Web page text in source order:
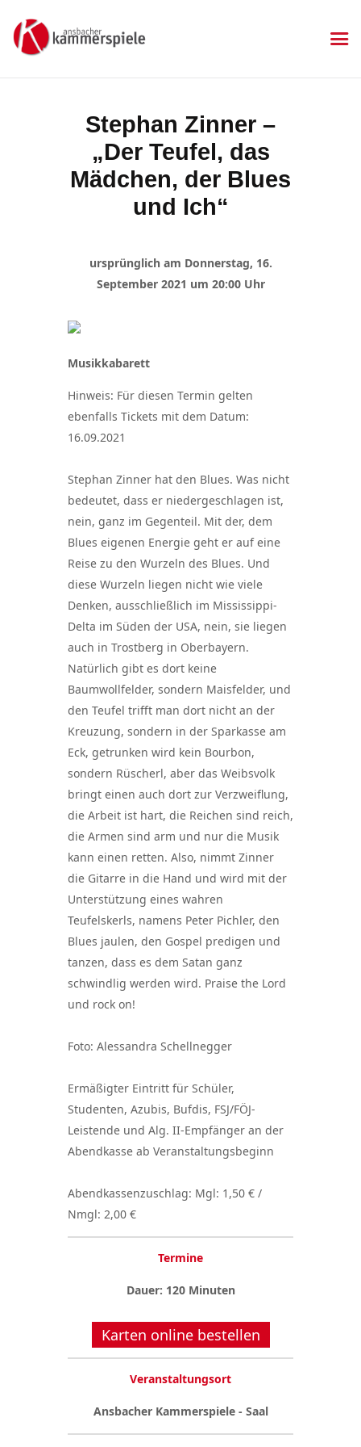
Stephan Zinner –
„Der Teufel, das
Mädchen, der Blues
und Ich“
KAMMERSPIELE
Aktuelles
Kartenkauf
Die Kammerspiele
Mitgliedschaft
Kontakt & Anfahrt
Impressum
ursprünglich am Donnerstag, 16.
September 2021 um 20:00 Uhr
Musikkabarett
Hinweis: Für diesen Termin gelten
ebenfalls Tickets mit dem Datum:
16.09.2021
Stephan Zinner hat den Blues. Was nicht
bedeutet, dass er niedergeschlagen ist,
nein, ganz im Gegenteil. Mit der, dem
Blues eigenen Energie geht er auf eine
Reise zu den Wurzeln des Blues. Und
diese Wurzeln liegen nicht wie viele
Denken, ausschließlich im Mississippi-
Delta im Süden der USA, nein, sie liegen
auch in Trostberg in Oberbayern.
Natürlich gibt es dort keine
Baumwollfelder, sondern Maisfelder, und
den Teufel trifft man dort nicht an der
Kreuzung, sondern in der Sparkasse am
Eck, getrunken wird kein Bourbon,
sondern Rüscherl, aber das Weibsvolk
bringt einen auch dort zur Verzweiflung,
die Arbeit ist hart, die Reichen sind reich,
die Armen sind arm und nur die Musik
kann einen retten. Also, nimmt Zinner
die Gitarre in die Hand und wird mit der
Unterstützung eines wahren
Teufelskerls, namens Peter Pichler, den
Blues jaulen, den Gospel predigen und
tanzen, dass es dem Satan ganz
schwindlig werden wird. Praise the Lord
und rock on!
Foto: Alessandra Schellnegger
Ermäßigter Eintritt für Schüler,
Studenten, Azubis, Bufdis, FSJ/FÖJ-
Leistende und Alg. II-Empfänger an der
Abendkasse ab Veranstaltungsbeginn
Abendkassenzuschlag: Mgl: 1,50 € /
Nmgl: 2,00 €
Termine
Dauer: 120 Minuten
Karten online bestellen
Veranstaltungsort
Ansbacher Kammerspiele - Saal